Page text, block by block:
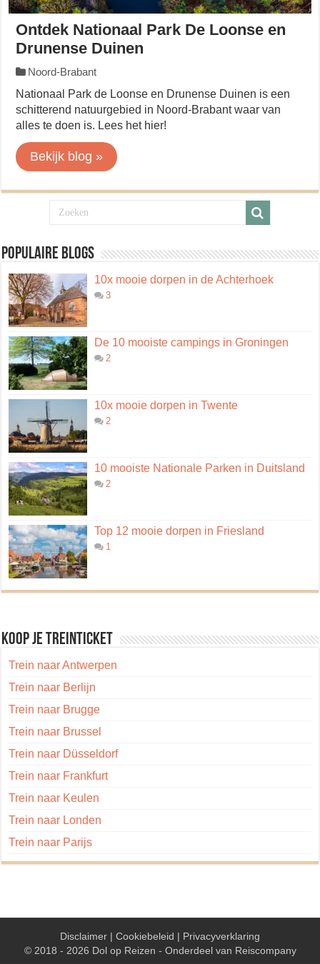
Ontdek Nationaal Park De Loonse en
Drunense Duinen
Noord-Brabant
Nationaal Park de Loonse en Drunense Duinen is een
schitterend natuurgebied in Noord-Brabant waar van
alles te doen is. Lees het hier!
Bekijk blog »
Populaire blogs
10x mooie dorpen in de Achterhoek
3
De 10 mooiste campings in Groningen
2
10x mooie dorpen in Twente
2
10 mooiste Nationale Parken in Duitsland
2
Top 12 mooie dorpen in Friesland
1
Koop je treinticket
Trein naar Antwerpen
Trein naar Berlijn
Trein naar Brugge
Trein naar Brussel
Trein naar Düsseldorf
Trein naar Frankfurt
Trein naar Keulen
Trein naar Londen
Trein naar Parijs
Disclaimer | Cookiebeleid | Privacyverklaring
© 2018 - 2026 Dol op Reizen - Onderdeel van Reiscompany